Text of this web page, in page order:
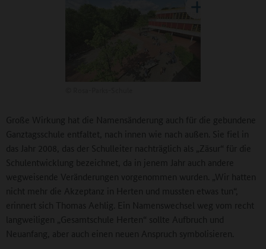
Große Wirkung hat die Namensänderung auch für die gebundene
Ganztagsschule entfaltet, nach innen wie nach außen. Sie fiel in
das Jahr 2008, das der Schulleiter nachträglich als „Zäsur“ für die
Schulentwicklung bezeichnet, da in jenem Jahr auch andere
wegweisende Veränderungen vorgenommen wurden. „Wir hatten
nicht mehr die Akzeptanz in Herten und mussten etwas tun“,
erinnert sich Thomas Aehlig. Ein Namenswechsel weg vom recht
langweiligen „Gesamtschule Herten“ sollte Aufbruch und
Neuanfang, aber auch einen neuen Anspruch symbolisieren.